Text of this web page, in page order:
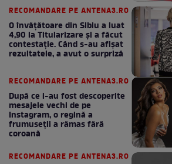
RECOMANDARE PE ANTENA3.RO
O învățătoare din Sibiu a luat
4,90 la Titularizare și a făcut
contestație. Când s-au afișat
rezultatele, a avut o surpriză
RECOMANDARE PE ANTENA3.RO
După ce i-au fost descoperite
mesajele vechi de pe
Instagram, o regină a
frumuseții a rămas fără
coroană
RECOMANDARE PE ANTENA3.RO